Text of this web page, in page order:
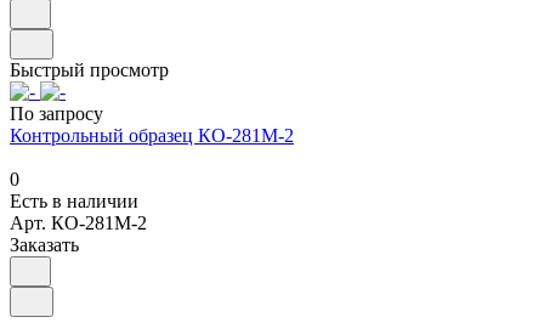
Быстрый просмотр
По запросу
Контрольный образец КО-281М-2
0
Есть в наличии
Арт. КО-281М-2
Заказать